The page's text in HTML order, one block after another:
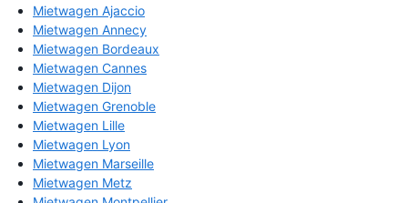
Mietwagen Ajaccio
Mietwagen Annecy
Mietwagen Bordeaux
Mietwagen Cannes
Mietwagen Dijon
Mietwagen Grenoble
Mietwagen Lille
Mietwagen Lyon
Mietwagen Marseille
Mietwagen Metz